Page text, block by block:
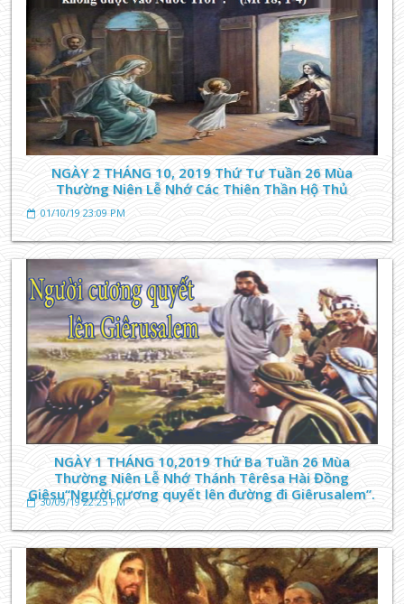
NGÀY 2 THÁNG 10, 2019 Thứ Tư Tuần 26 Mùa
Thường Niên Lễ Nhớ Các Thiên Thần Hộ Thủ
01/10/19 23:09 PM
NGÀY 1 THÁNG 10,2019 Thứ Ba Tuần 26 Mùa
Thường Niên Lễ Nhớ Thánh Têrêsa Hài Đồng
Giêsu“Người cương quyết lên đường đi Giêrusalem”.
30/09/19 22:25 PM